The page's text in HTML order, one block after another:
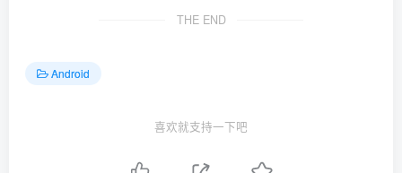
THE END
Android
喜欢就支持一下吧